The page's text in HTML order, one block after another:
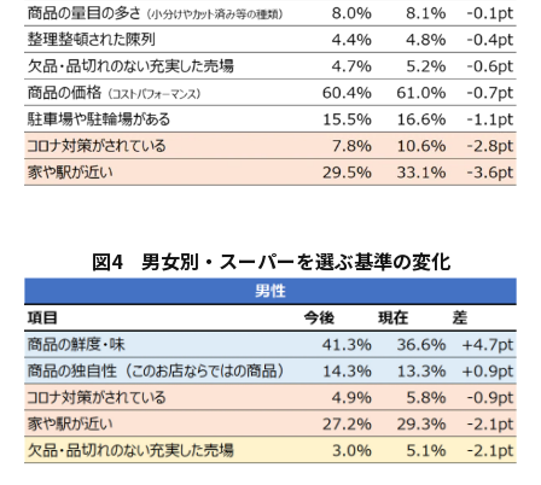
図4 男女別・スーパーを選ぶ基準の変化